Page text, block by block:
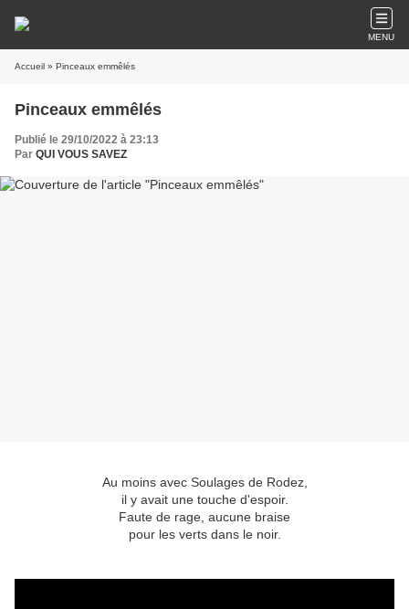
MENU
Accueil » Pinceaux emmêlés
Pinceaux emmêlés
Publié le 29/10/2022 à 23:13
Par QUI VOUS SAVEZ
Au moins avec Soulages de Rodez,
il y avait une touche d'espoir.
Faute de rage, aucune braise
pour les verts dans le noir.